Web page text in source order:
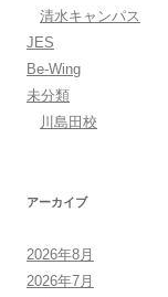
清水キャンパス
JES
Be-Wing
未分類
川島田校
アーカイブ
2026年8月
2026年7月